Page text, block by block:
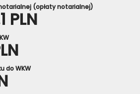
(opłaty notarialnej)
PLN
do WKW